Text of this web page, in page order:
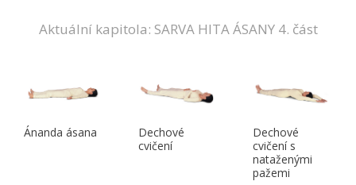
Aktuální kapitola: SARVA HITA ÁSANY 4. část
Ánanda ásana
Dechové
cvičení
Dechové
cvičení s
nataženými
pažemi